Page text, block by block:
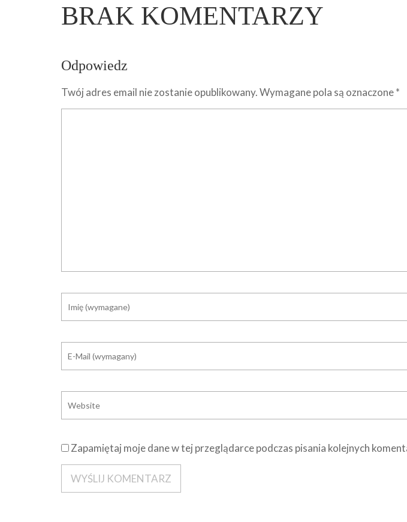
BRAK KOMENTARZY
Odpowiedz
Twój adres email nie zostanie opublikowany.Wymagane pola są oznaczone*
Zapamiętaj moje dane w tej przeglądarce podczas pisania kolejnych